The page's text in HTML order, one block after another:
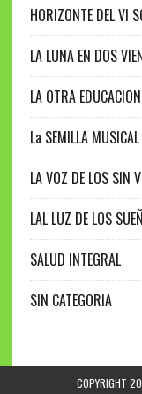
HORIZONTE DEL VI
LA LUNA EN DOS
LA OTRA EDUCACION
La SEMILLA MUSICAL
LA VOZ DE LOS SIN
LAL LUZ DE LOS
SALUD INTEGRAL
SIN CATEGORIA
COPYRIGHT